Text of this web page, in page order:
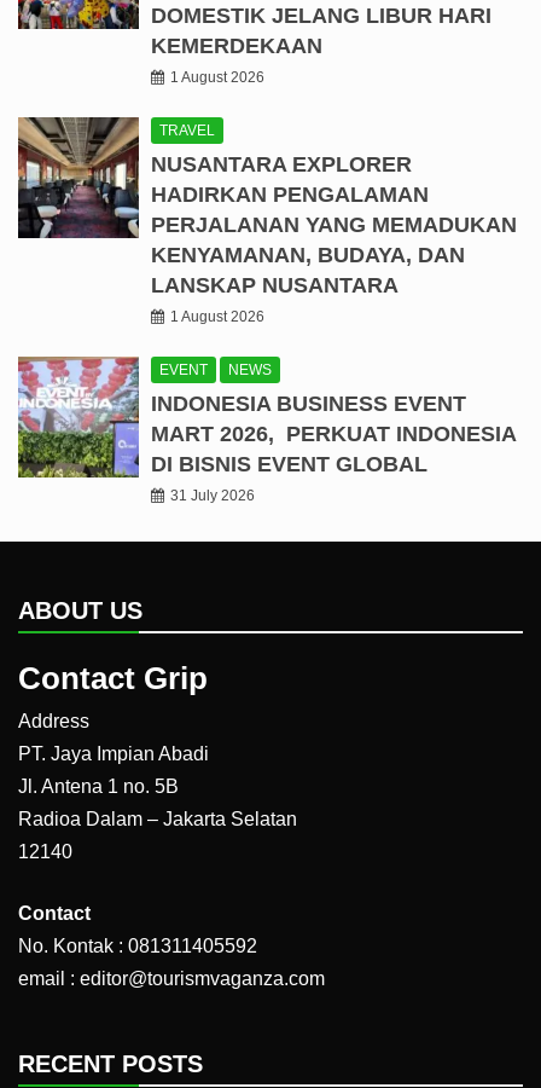
DOMESTIK JELANG LIBUR HARI
KEMERDEKAAN
1 August 2026
TRAVEL
NUSANTARA EXPLORER
HADIRKAN PENGALAMAN
PERJALANAN YANG MEMADUKAN
KENYAMANAN, BUDAYA, DAN
LANSKAP NUSANTARA
1 August 2026
EVENT NEWS
INDONESIA BUSINESS EVENT
MART 2026, PERKUAT INDONESIA
DI BISNIS EVENT GLOBAL
31 July 2026
ABOUT US
Contact Grip
Address
PT. Jaya Impian Abadi
Jl. Antena 1 no. 5B
Radioa Dalam – Jakarta Selatan
12140
Contact
No. Kontak : 081311405592
email : editor@tourismvaganza.com
RECENT POSTS